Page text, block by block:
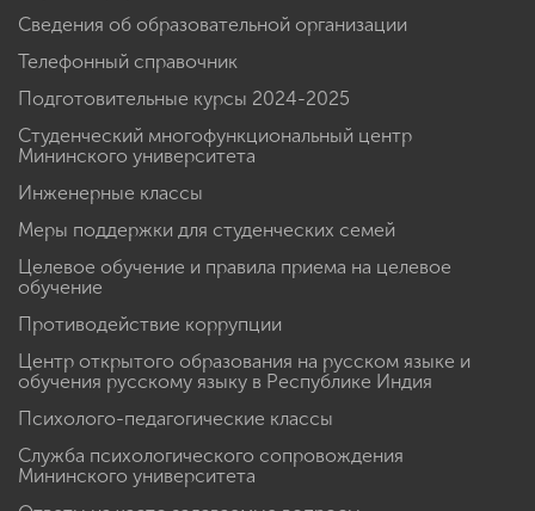
Сведения об образовательной организации
Телефонный справочник
Подготовительные курсы 2024-2025
Студенческий многофункциональный центр
Мининского университета
Инженерные классы
Меры поддержки для студенческих семей
Целевое обучение и правила приема на целевое
обучение
Противодействие коррупции
Центр открытого образования на русском языке и
обучения русскому языку в Республике Индия
Психолого-педагогические классы
Служба психологического сопровождения
Мининского университета